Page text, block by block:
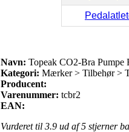
Navn: Topeak CO2-Bra Pumpe
Kategori: Mærker > Tilbehør >
Producent:
Varenummer: tcbr2
EAN:
Vurderet til 3.9 ud af 5 stjerner